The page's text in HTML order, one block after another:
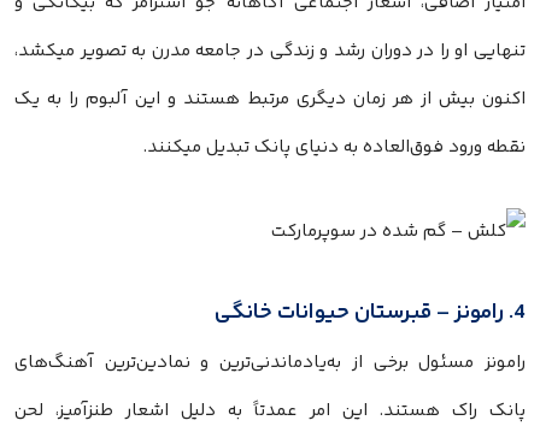
تنهایی او را در دوران رشد و زندگی در جامعه مدرن به تصویر میکشد،
اکنون بیش از هر زمان دیگری مرتبط هستند و این آلبوم را به یک
نقطه ورود فوق‌العاده به دنیای پانک تبدیل میکنند.
4. رامونز – قبرستان حیوانات خانگی
رامونز مسئول برخی از به‌یادماندنی‌ترین و نمادین‌ترین آهنگ‌های
پانک راک هستند. این امر عمدتاً به دلیل اشعار طنزآمیز، لحن